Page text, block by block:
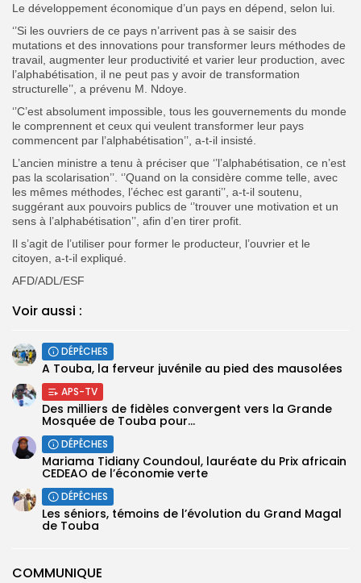
COMMUNIQUE
Le développement économique d’un pays en dépend, selon lui.
‘’Si les ouvriers de ce pays n’arrivent pas à se saisir des
mutations et des innovations pour transformer leurs méthodes de
travail, augmenter leur productivité et varier leur production, avec
l’alphabétisation, il ne peut pas y avoir de transformation
structurelle’’, a prévenu M. Ndoye.
‘’C’est absolument impossible, tous les gouvernements du monde
le comprennent et ceux qui veulent transformer leur pays
commencent par l’alphabétisation’’, a-t-il insisté.
L’ancien ministre a tenu à préciser que ‘’l’alphabétisation, ce n’est
pas la scolarisation’’. ‘’Quand on la considère comme telle, avec
les mêmes méthodes, l’échec est garanti’’, a-t-il soutenu,
suggérant aux pouvoirs publics de ‘’trouver une motivation et un
sens à l’alphabétisation’’, afin d’en tirer profit.
Il s’agit de l’utiliser pour former le producteur, l’ouvrier et le
citoyen, a-t-il expliqué.
AFD/ADL/ESF
Voir aussi :
DÉPÊCHES
A Touba, la ferveur juvénile au pied des mausolées
APS-TV
Des milliers de fidèles convergent vers la Grande
Mosquée de Touba pour...
DÉPÊCHES
Mariama Tidiany Coundoul, lauréate du Prix africain
CEDEAO de l’économie verte
DÉPÊCHES
Les séniors, témoins de l’évolution du Grand Magal
de Touba